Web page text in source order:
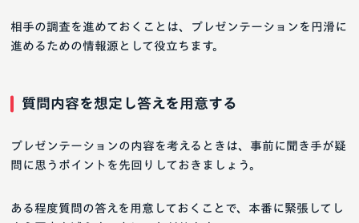
相手の調査を進めておくことは、プレゼンテーションを円滑に
進めるための情報源として役立ちます。
質問内容を想定し答えを用意する
プレゼンテーションの内容を考えるときは、事前に聞き手が疑
問に思うポイントを先回りしておきましょう。
ある程度質問の答えを用意しておくことで、本番に緊張してし